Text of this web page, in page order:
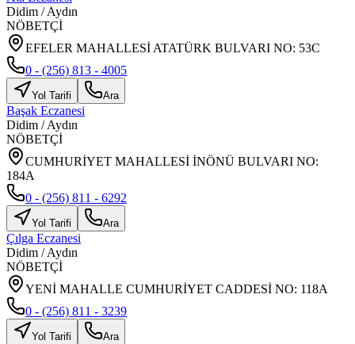
Didim /Aydın
NÖBETÇİ
EFELER MAHALLESİ ATATÜRK BULVARI NO: 53C
0 - (256) 813 - 4005
Yol Tarifi Ara
Başak Eczanesi
Didim /Aydın
NÖBETÇİ
CUMHURİYET MAHALLESİ İNÖNÜ BULVARI NO:
184A
0 - (256) 811 - 6292
Yol Tarifi Ara
Çılga Eczanesi
Didim /Aydın
NÖBETÇİ
YENİ MAHALLE CUMHURİYET CADDESİ NO: 118A
0 - (256) 811 - 3239
Yol Tarifi Ara